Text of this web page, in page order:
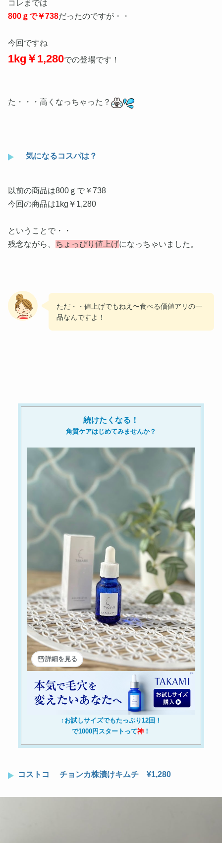
コレまでは
800ｇで￥738だったのですが・・
今回ですね
1kg￥1,280での登場です！
た・・・高くなっちゃった？
気になるコスパは？
以前の商品は800ｇで￥738
今回の商品は1kg￥1,280
ということで・・
残念ながら、 ちょっぴり値上げになっちゃいました。
ただ・・値上げでもねえ〜食べる価値アリの一
品なんですよ！
続けたくなる！
角質ケアはじめてみませんか？
詳細を見る
↑お試しサイズでもたっぷり12回！
で1000円スタートって神 ！
コストコ チョンカ株漬けキムチ ¥1,280